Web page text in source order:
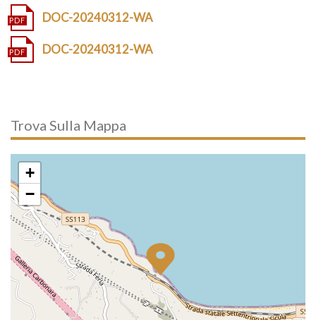
DOC-20240312-WA
DOC-20240312-WA
Trova Sulla Mappa
+
−